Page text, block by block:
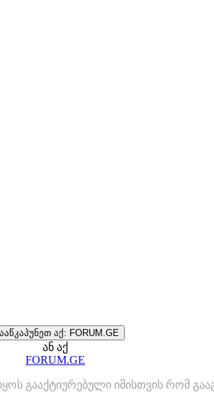
აქ: FORUM.GE
ან აქ
FORUM.GE
გააქტიურებული იმისთვის რომ